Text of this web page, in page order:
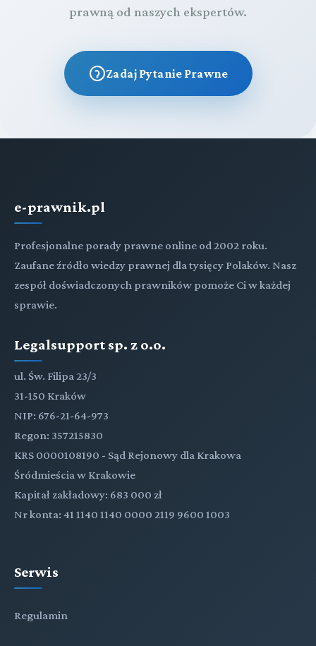
prawną od naszych ekspertów.
Zadaj Pytanie Prawne
e-prawnik.pl
Profesjonalne porady prawne online od 2002 roku.
Zaufane źródło wiedzy prawnej dla tysięcy Polaków. Nasz
zespół doświadczonych prawników pomoże Ci w każdej
sprawie.
Legalsupport sp. z o.o.
ul. Św. Filipa 23/3
31-150 Kraków
NIP: 676-21-64-973
Regon: 357215830
KRS 0000108190 - Sąd Rejonowy dla Krakowa
Śródmieścia w Krakowie
Kapitał zakładowy: 683 000 zł
Nr konta: 41 1140 1140 0000 2119 9600 1003
Serwis
Regulamin